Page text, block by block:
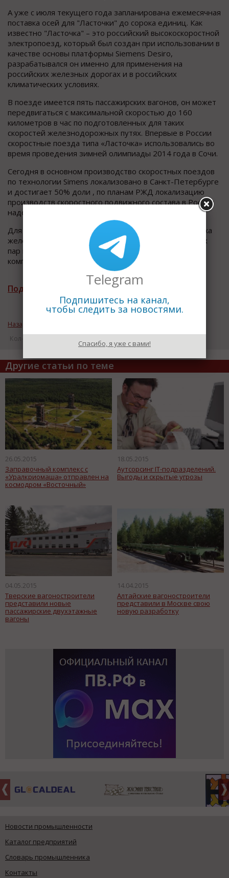
А уже с июля текущего года запланирована ежемесячная
поставка осей для "Ласточки" до сорока единиц. Как
известно "Ласточка" – это российский высокоскоростной
электропоезд, который был создан при использовании в
качестве основы платформы Siemens Desiro,
разрабатывался он именно для применения на
российских железных дорогах и в российских
климатических условиях.
В поезде имеется пять пассажирских вагонов, он может
передвигаться с максимальной скоростью до 160
километров в час по подготовленных для таких
скоростей железнодорожных путях. Впервые в России
скоростные поезда типа «Ласточка» использовались во
время проведения зимней олимпиады 2014 года в Сочи.
Сегодня в основном производство скоростных поездов
по технологии Simens локализовано в Санкт-Петербурге
и достигает 50% доли , по планам РЖД локализацию
производств скоростного подвижного состава в России
надо довести до 80% в самом ближайшем будущем.
Для этого и выбрана в качестве основного поставщика
железнодорожных осей для формирования колёсных
пар моторных и безмоторных вагонов Пермская
компания "Мотовилихинские заводы
Подписаться на рассылку новостей
Назад к рубрике «Индустриальный мир»
Кол-во просмотров: 18391
Другие статьи по теме
26.05.2015
Заправочный комплекс с
«Уралкриомаша» отправлен на
космодром «Восточный»
18.05.2015
Аутсорсинг IT-подразделений.
Выгоды и скрытые угрозы
04.05.2015
Тверские вагоностроители
представили новые
пассажирские двухэтажные
вагоны
14.04.2015
Алтайские вагоностроители
представили в Москве свою
новую разработку
Новости промышленности
Каталог предприятий
Словарь промышленника
Контакты
Telegram
Подпишитесь на канал,
чтобы следить за новостями.
Спасибо, я уже с вами!